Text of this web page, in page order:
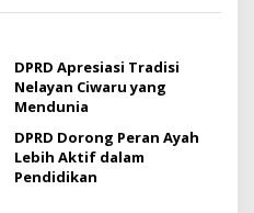
DPRD Apresiasi Tradisi
Nelayan Ciwaru yang
Mendunia
DPRD Dorong Peran Ayah
Lebih Aktif dalam
Pendidikan